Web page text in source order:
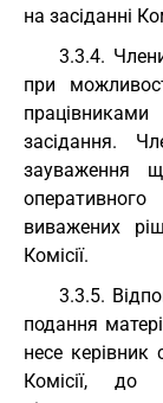
на засіданні
3.3.4.
при
працівниками
засідання.
зауваження
виважених
Комісії.
3.3.5.
подання
несе керівник
Комісії, до